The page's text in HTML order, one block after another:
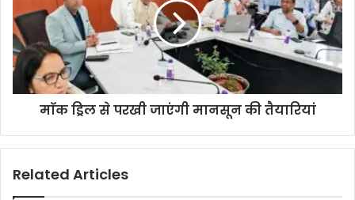
माॅक ड्रिल से परखी जाएंगी मानसून की तैयारियां
Related Articles